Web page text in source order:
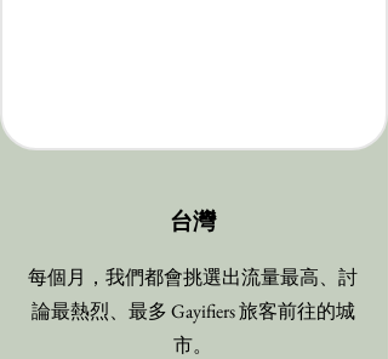
​台灣
每個月，我們都會挑選出流量最高、討
論最熱烈、最多 Gayifiers 旅客前往的城
市。